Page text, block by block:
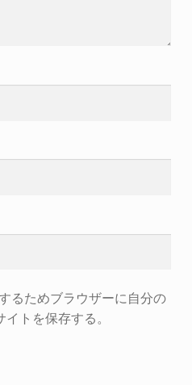
るためブラウザーに自分の
トを保存する。